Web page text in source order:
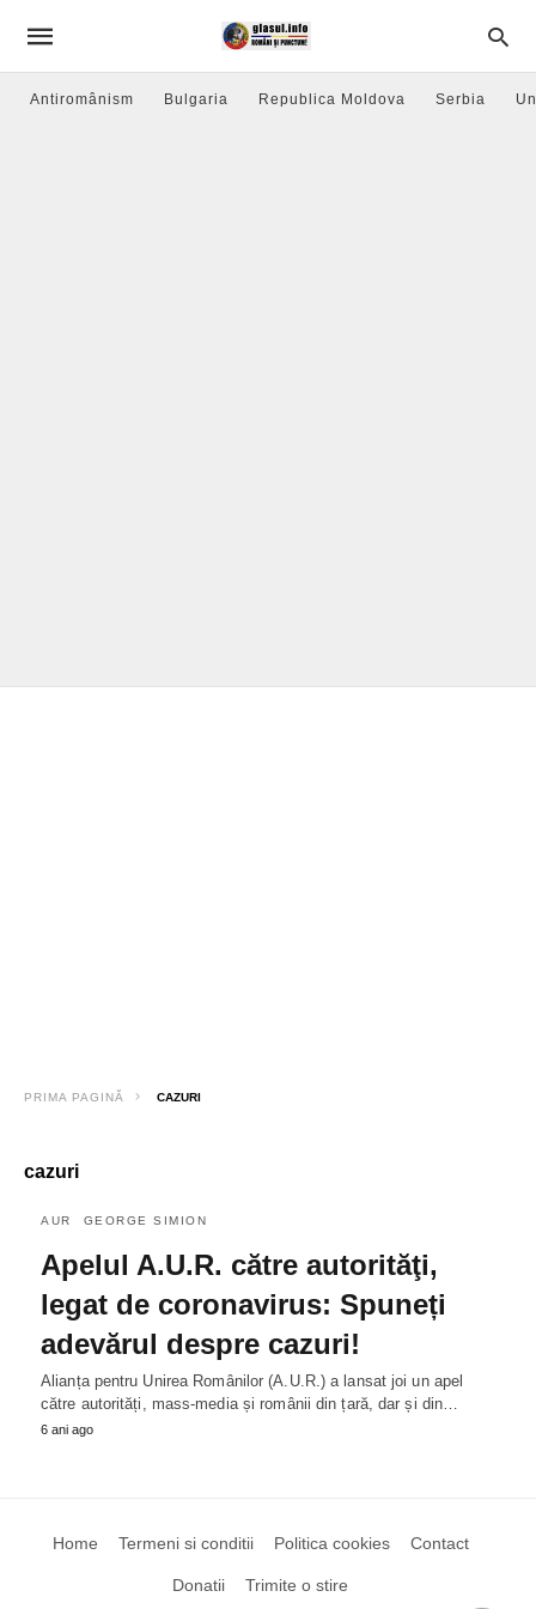
Antiromânism Bulgaria Republica Moldova Serbia
PRIMA PAGINĂ CAZURI
cazuri
AUR GEORGE SIMION
Apelul A.U.R. către autorităţi,
legat de coronavirus: Spuneți
adevărul despre cazuri!
Alianța pentru Unirea Românilor (A.U.R.) a lansat joi un apel
către autorități, mass-media și românii din țară, dar și din…
6 ani ago
Home Termeni si conditii Politica cookies Contact
Donatii Trimite o stire